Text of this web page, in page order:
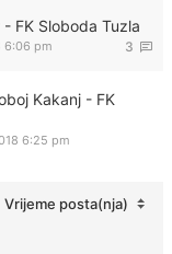
FK Sloboda Tuzla
3
6:06 pm
Kakanj - FK
6:25 pm
Vrijeme posta(nja)